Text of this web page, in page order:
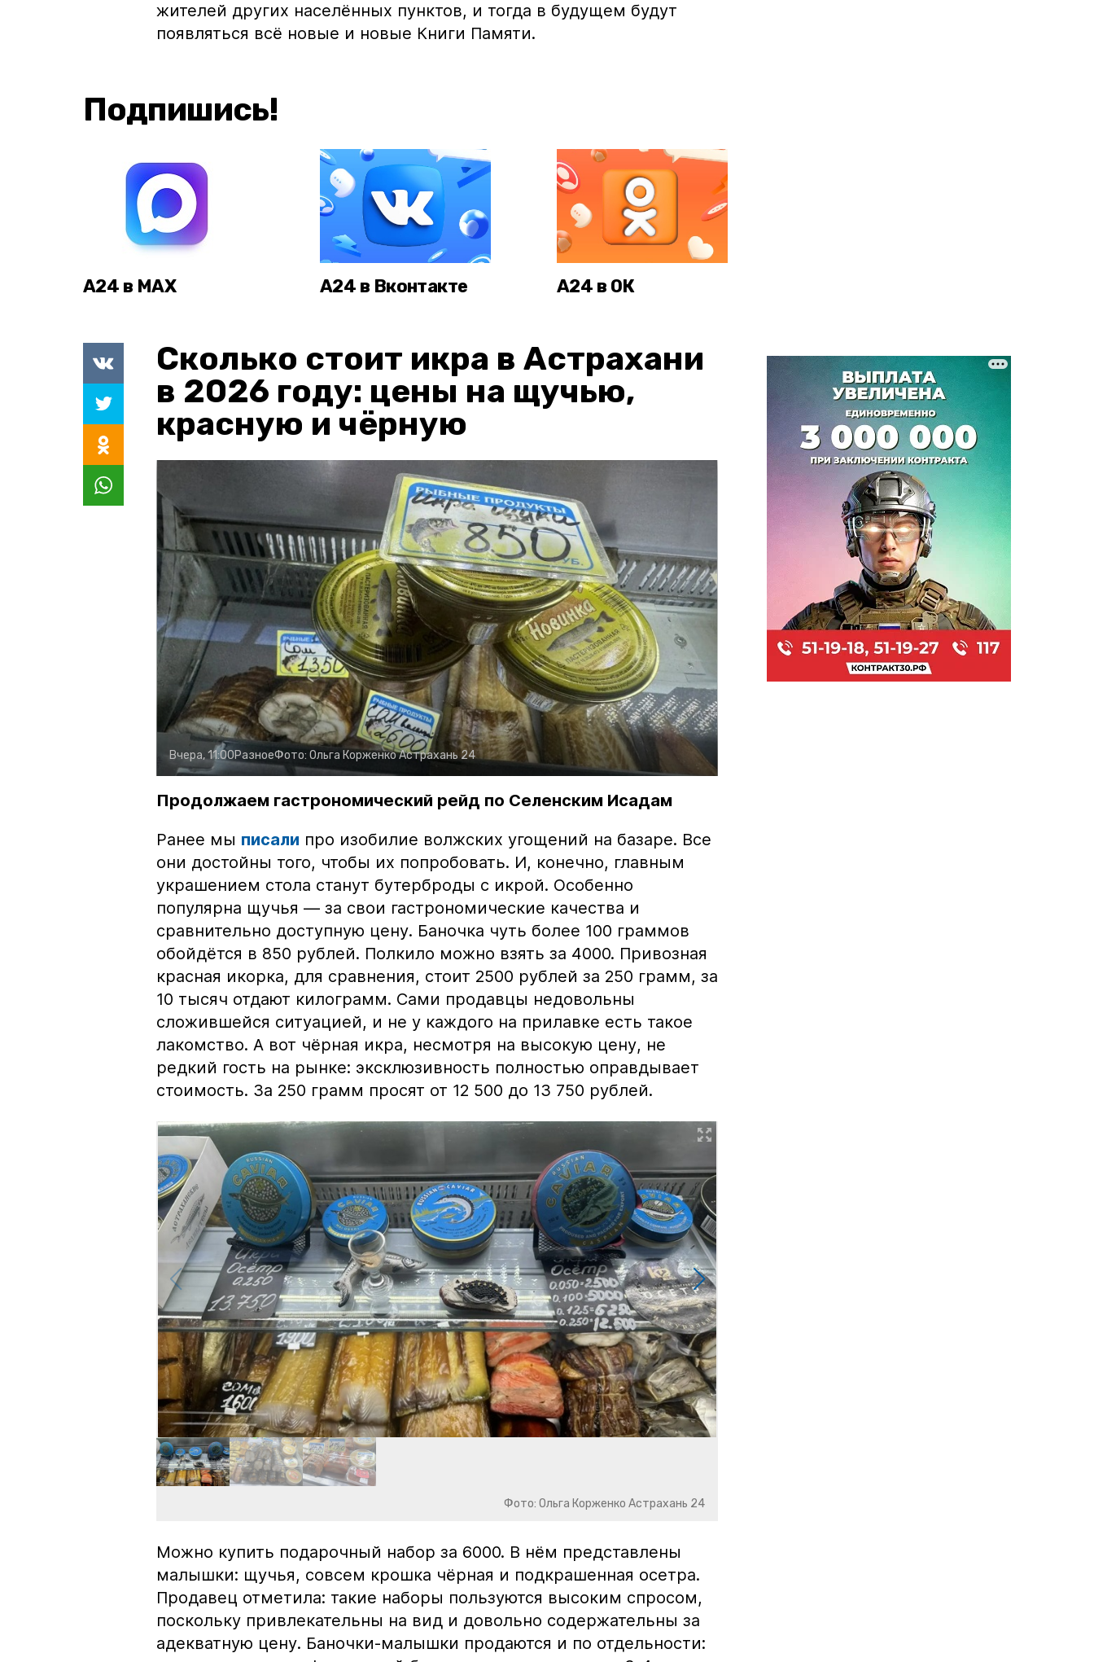
жителей других населённых пунктов, и тогда в будущем будут
появляться всё новые и новые Книги Памяти.
Подпишись!
А24 в MAX А24 в Вконтакте А24 в ОК
Сколько стоит икра в Астрахани
в 2026 году: цены на щучью,
красную и чёрную
Вчера, 11:00РазноеФото: Ольга КорженкоАстрахань 24
Продолжаем гастрономический рейд по Селенским Исадам
Ранее мы писали про изобилие волжских угощений на базаре. Все
они достойны того, чтобы их попробовать. И, конечно, главным
украшением стола станут бутерброды с икрой. Особенно
популярна щучья — за свои гастрономические качества и
сравнительно доступную цену. Баночка чуть более 100 граммов
обойдётся в 850 рублей. Полкило можно взять за 4000. Привозная
красная икорка, для сравнения, стоит 2500 рублей за 250 грамм, за
10 тысяч отдают килограмм. Сами продавцы недовольны
сложившейся ситуацией, и не у каждого на прилавке есть такое
лакомство. А вот чёрная икра, несмотря на высокую цену, не
редкий гость на рынке: эксклюзивность полностью оправдывает
стоимость. За 250 грамм просят от 12 500 до 13 750 рублей.
Фото: Ольга Корженко Астрахань 24
Можно купить подарочный набор за 6000. В нём представлены
малышки: щучья, совсем крошка чёрная и подкрашенная осетра.
Продавец отметила: такие наборы пользуются высоким спросом,
поскольку привлекательны на вид и довольно содержательны за
адекватную цену. Баночки-малышки продаются и по отдельности: